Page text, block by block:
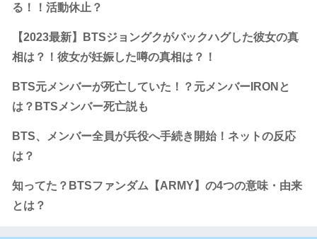
る！！活動休止？
【2023最新】BTSジョングクがバックハグした彼女の真
相は？！彼女が妊娠した噂の真相は？！
BTS元メンバーが死亡していた！？元メンバーIRONと
は？BTSメンバー死亡説も
BTS、メンバー全員が兵役へ手続き開始！ネットの反応
は？
知ってた？BTSファンダム【ARMY】の4つの意味・由来
とは？